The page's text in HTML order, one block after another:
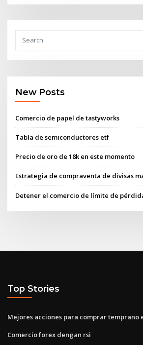
New Posts
Comercio de papel de tastyworks
Tabla de semiconductores etf
Precio de oro de 18k en este momento
Estrategia de compraventa de divisas
Detener el comercio de límite de
Top Stories
Mejores acciones para comprar temprano
Comercio forex dengan rsi